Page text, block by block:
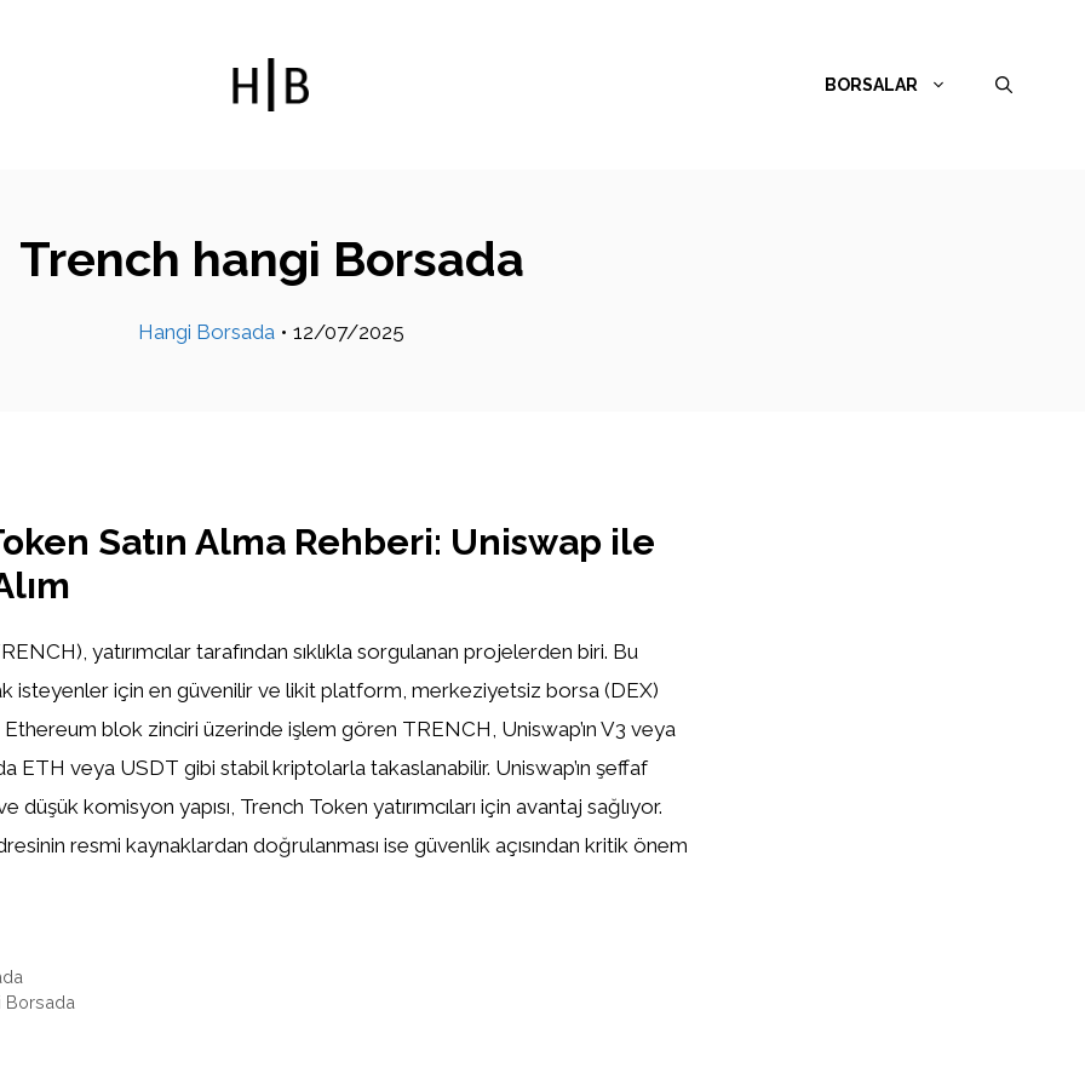
BORSALAR
Trench hangi Borsada
Hangi Borsada • 12/07/2025
Satın Alma Rehberi: Uniswap ile
yatırımcılar tarafından sıklıkla sorgulanan projelerden biri. Bu
isteyenler için en güvenilir ve likit platform, merkeziyetsiz borsa (DEX)
Ethereum blok zinciri üzerinde işlem gören TRENCH, Uniswap’ın V3 veya
ETH veya USDT gibi stabil kriptolarla takaslanabilir. Uniswap’ın şeffaf
düşük komisyon yapısı, Trench Token yatırımcıları için avantaj sağlıyor.
resmi kaynaklardan doğrulanması ise güvenlik açısından kritik önem
Borsada